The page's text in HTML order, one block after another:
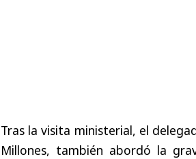
Tras la visita ministerial, el
Millones, también abordó la